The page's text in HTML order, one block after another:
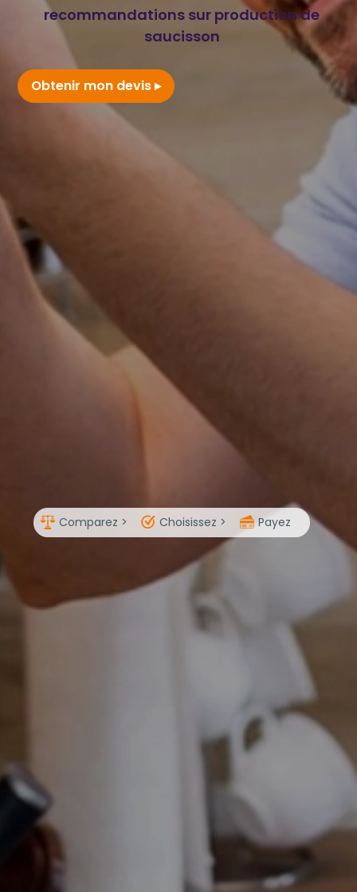
recommandations sur production de
saucisson
Obtenir mon devis
Comparez > Choisissez > Payez